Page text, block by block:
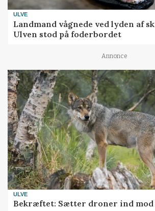
ULVE
Landmand vågnede ved lyden af
Ulven stod på foderbordet
Annonce
ULVE
Bekræftet: Sætter droner ind